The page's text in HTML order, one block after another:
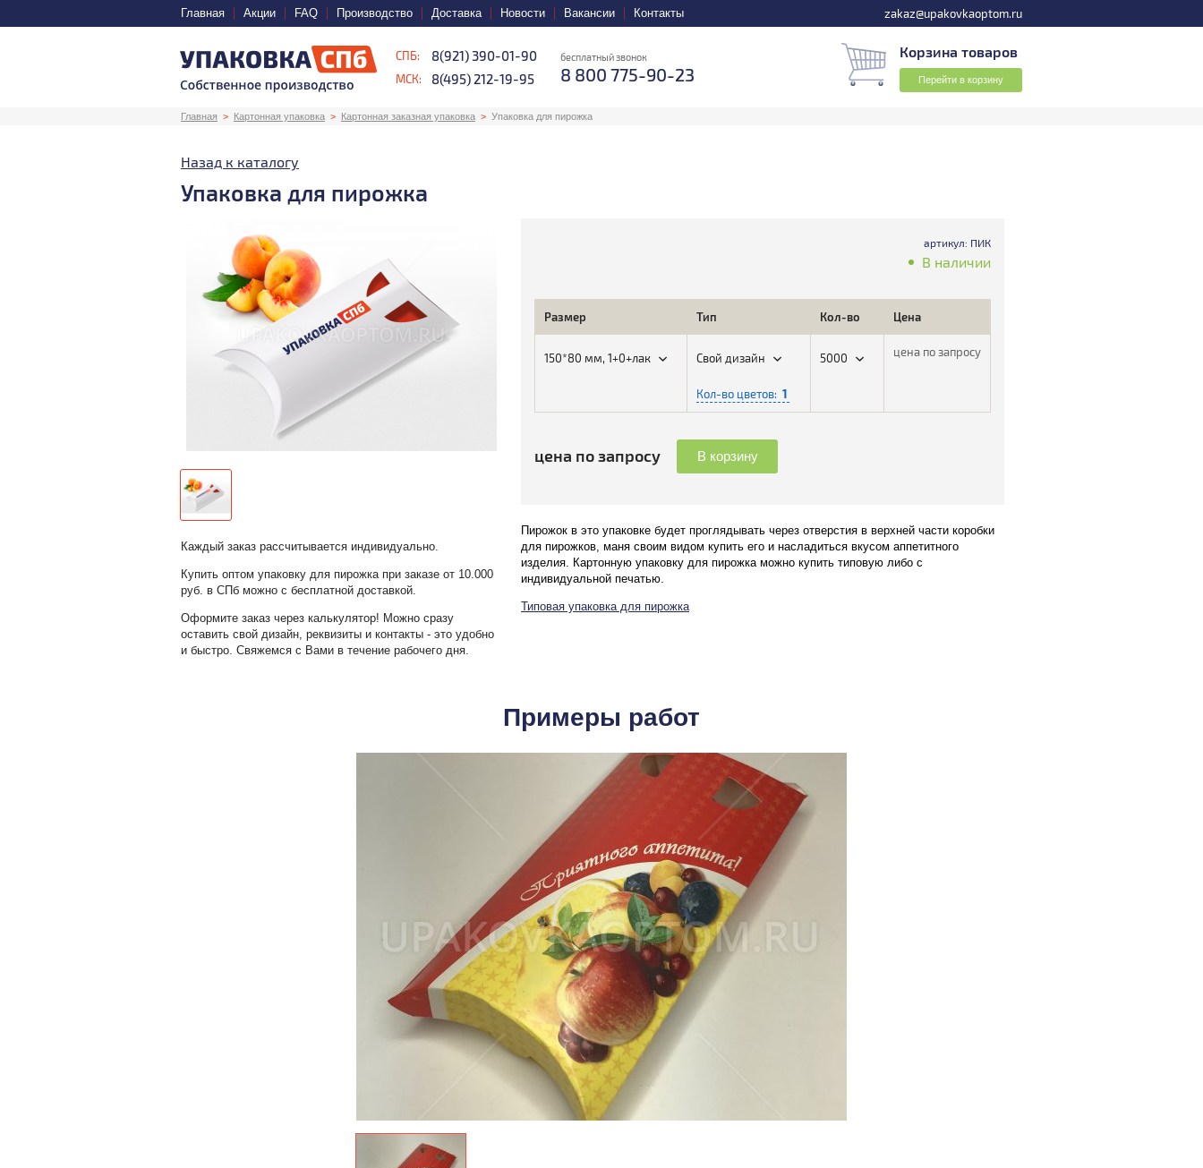
Главная Акции FAQ Производство Доставка Новости Вакансии Контакты zakaz@upakovkaoptom.ru
СПБ: 8(921) 390-01-90
МСК: 8(495) 212-19-95
бесплатный звонок
8 800 775-90-23
Корзина товаров
Перейти в корзину
Главная Картонная упаковка Картонная заказная упаковка Упаковка для пирожка
Назад к каталогу
Упаковка для пирожка
Каждый заказ рассчитывается индивидуально.
Купить оптом упаковку для пирожка при заказе от 10.000
руб. в СПб можно с бесплатной доставкой.
Оформите заказ через калькулятор! Можно сразу
оставить свой дизайн, реквизиты и контакты - это удобно
и быстро. Свяжемся с Вами в течение рабочего дня.
артикул: ПИК
В наличии
Размер Тип Кол-во Цена
150*80 мм, 1+0+лак Свой дизайн
Кол-во цветов: 1
5000 цена по запросу
цена по запросу В корзину
Пирожок в это упаковке будет проглядывать через отверстия в верхней части коробки
для пирожков, маня своим видом купить его и насладиться вкусом аппетитного
изделия. Картонную упаковку для пирожка можно купить типовую либо с
индивидуальной печатью.
Типовая упаковка для пирожка
Примеры работ